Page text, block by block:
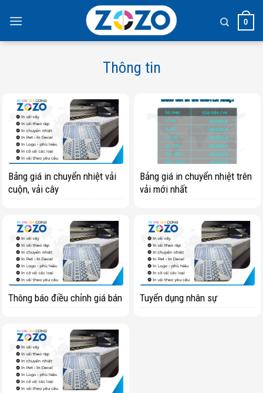
0
Thông tin
Bảng giá in chuyển nhiệt vải
cuộn, vải cây
Bảng giá in chuyển nhiệt trên
vải mới nhất
Thông báo điều chỉnh giá bán Tuyển dụng nhân sự